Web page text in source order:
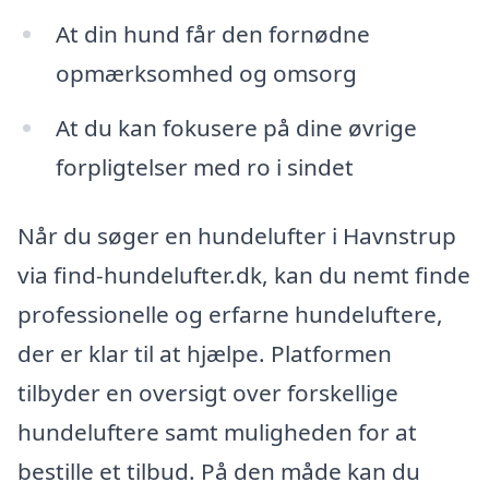
At din hund får den fornødne
opmærksomhed og omsorg
At du kan fokusere på dine øvrige
forpligtelser med ro i sindet
Når du søger en hundelufter i Havnstrup
via find-hundelufter.dk, kan du nemt finde
professionelle og erfarne hundeluftere,
der er klar til at hjælpe. Platformen
tilbyder en oversigt over forskellige
hundeluftere samt muligheden for at
bestille et tilbud. På den måde kan du